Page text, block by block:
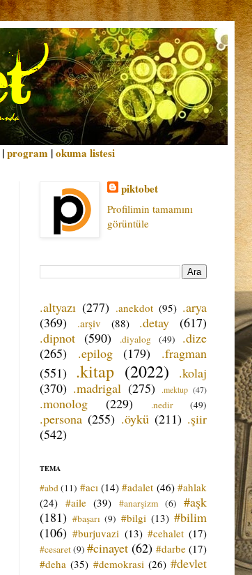
|program |okuma listesi
piktobet
Profilimin tamamını
görüntüle
.altyazı (277) .anekdot (95) .arya
(369)
.arşiv (88) .detay
(617)
.dipnot (590) .diyalog (49)
.dize
(265)
.epilog (179)
.fragman
(551) .kitap (2022)
.kolaj
(370) .madrigal (275) .mektup (47)
.monolog (229) .nedir (49)
.persona (255) .öykü (211) .şiir
(542)
TEMA
#abd (11) #acı (14) #adalet (46) #ahlak
(24) #aile (39) #anarşizm (6)
#aşk
(181) #başarı (9) #bilgi (13) #bilim
(106) #burjuvazi (13) #cehalet (17)
#cesaret(9) #cinayet (62) #darbe (17)
#deha (35) #demokrasi (26) #devlet